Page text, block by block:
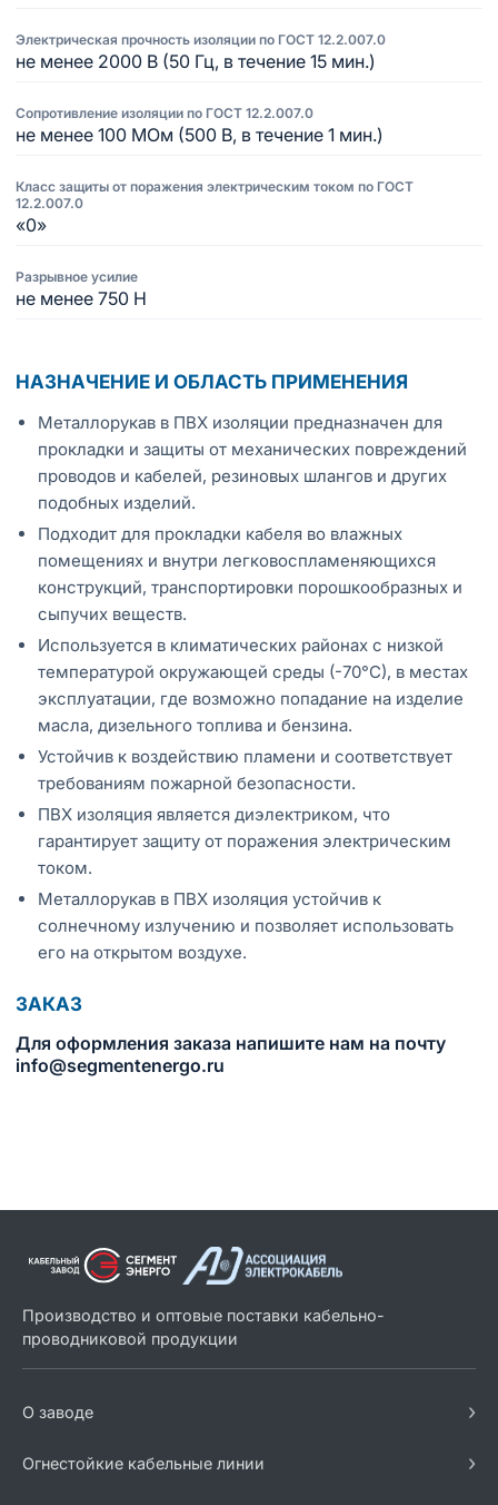
Электрическая прочность изоляции по ГОСТ 12.2.007.0
не менее 2000 В (50 Гц, в течение 15 мин.)
Сопротивление изоляции по ГОСТ 12.2.007.0
не менее 100 МОм (500 В, в течение 1 мин.)
Класс защиты от поражения электрическим током по ГОСТ
12.2.007.0
«0»
Разрывное усилие
не менее 750 Н
НАЗНАЧЕНИЕ И ОБЛАСТЬ ПРИМЕНЕНИЯ
Металлорукав в ПВХ изоляции предназначен для
прокладки и защиты от механических повреждений
проводов и кабелей, резиновых шлангов и других
подобных изделий.
Подходит для прокладки кабеля во влажных
помещениях и внутри легковоспламеняющихся
конструкций, транспортировки порошкообразных и
сыпучих веществ.
Используется в климатических районах с низкой
температурой окружающей среды (-70°С), в местах
эксплуатации, где возможно попадание на изделие
масла, дизельного топлива и бензина.
Устойчив к воздействию пламени и соответствует
требованиям пожарной безопасности.
ПВХ изоляция является диэлектриком, что
гарантирует защиту от поражения электрическим
током.
Металлорукав в ПВХ изоляция устойчив к
солнечному излучению и позволяет использовать
его на открытом воздухе.
ЗАКАЗ
Для оформления заказа напишите нам на почту
info@segmentenergo.ru
Производство и оптовые поставки кабельно-
проводниковой продукции
О заводе ›
Огнестойкие кабельные линии ›